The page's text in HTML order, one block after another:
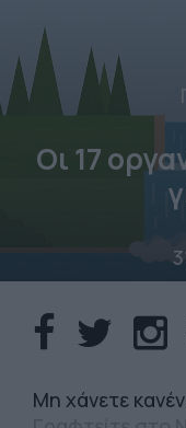
Οι 17
Mη χάνετε